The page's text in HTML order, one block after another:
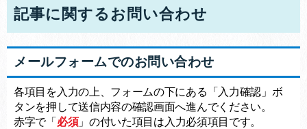
記事に関するお問い合わせ
メールフォームでのお問い合わせ
各項目を入力の上、フォームの下にある「入力確認」ボ
タンを押して送信内容の確認画面へ進んでください。
赤字で「 必須」の付いた項目は入力必須項目です。